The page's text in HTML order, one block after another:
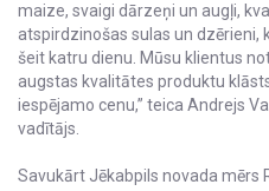
maize, svaigi dārzeņi un augļi,
atspirdzinošas sulas un dzērieni,
šeit katru dienu. Mūsu klientus
augstas kvalitātes produktu
iespējamo cenu,” teica Andrejs
vadītājs.
Savukārt Jēkabpils novada mērs